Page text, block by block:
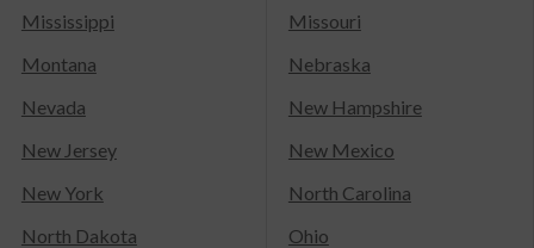
Mississippi
Missouri
Montana
Nebraska
Nevada
New Hampshire
New Jersey
New Mexico
New York
North Carolina
North Dakota
Ohio